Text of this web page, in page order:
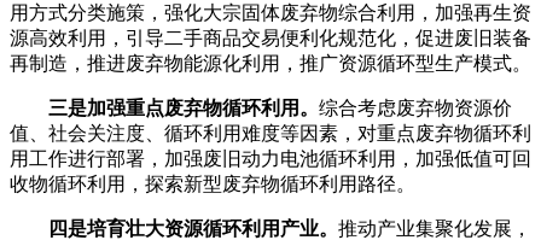
用方式分类施策，强化大宗固体废弃物综合利用，加强再生资
源高效利用，引导二手商品交易便利化规范化，促进废旧装备
再制造，推进废弃物能源化利用，推广资源循环型生产模式。
三是加强重点废弃物循环利用。 综合考虑废弃物资源价
值、社会关注度、循环利用难度等因素，对重点废弃物循环利
用工作进行部署，加强废旧动力电池循环利用，加强低值可回
收物循环利用，探索新型废弃物循环利用路径。
四是培育壮大资源循环利用产业。 推动产业集聚化发展，